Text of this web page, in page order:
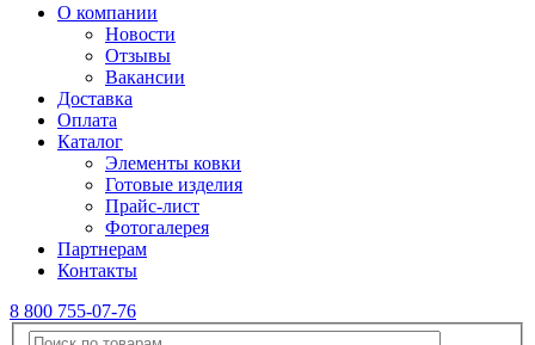
О компании
Новости
Отзывы
Вакансии
Доставка
Оплата
Каталог
Элементы ковки
Готовые изделия
Прайс-лист
Фотогалерея
Партнерам
Контакты
8 800 755-07-76